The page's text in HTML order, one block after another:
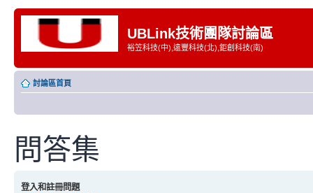
UBLink技術團隊討論區
裕笠科技(中),遠豐科技(北),鉅創科技(南)
討論區首頁
問答集
登入和註冊問題